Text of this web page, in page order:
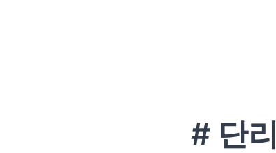
# 단리